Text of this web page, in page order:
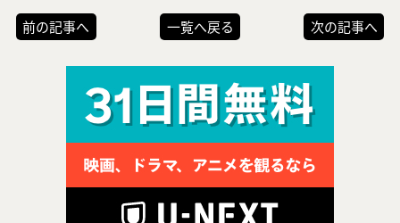
前の記事へ 一覧へ戻る 次の記事へ